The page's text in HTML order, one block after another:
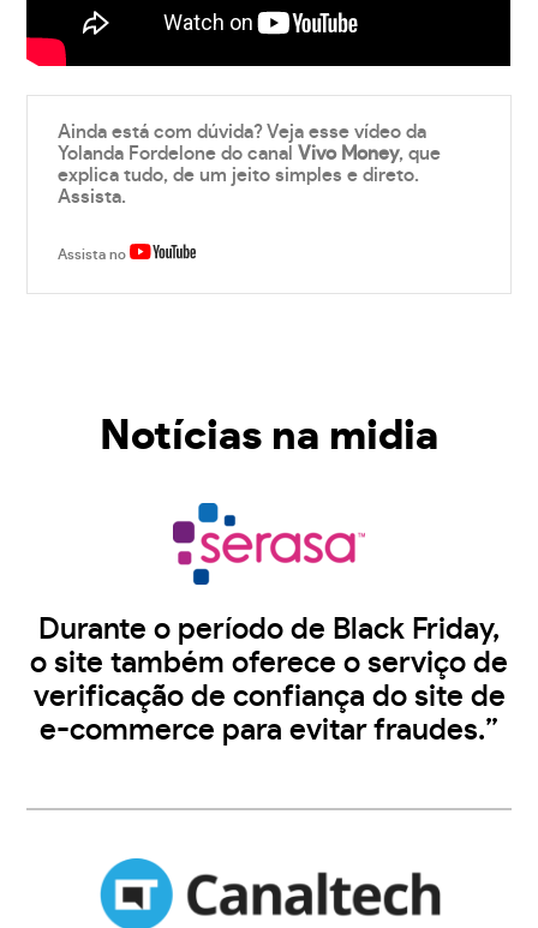
Ainda está com dúvida? Veja esse vídeo da
Yolanda Fordelone do canalVivo Money, que
explica tudo, de um jeito simples e direto.
Assista.
Assista no
Notícias na midia
Durante o período de Black Friday,
o site também oferece o serviço de
verificação de confiança do site de
e-commerce para evitar fraudes.”